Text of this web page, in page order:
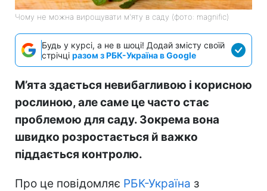
Чому не можна вирощувати м'яту в саду (фото: magnific)
Будь у курсі, а не в шоці! Додай змісту своїй
стрічці разом з РБК-Україна в Google
М’ята здається невибагливою і корисною
рослиною, але саме це часто стає
проблемою для саду. Зокрема вона
швидко розростається й важко
піддається контролю.
Про це повідомляє РБК-Україна з